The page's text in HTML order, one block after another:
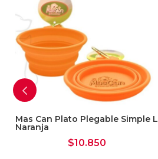
Mas Can Plato Plegable Simple L
Naranja
$10.850